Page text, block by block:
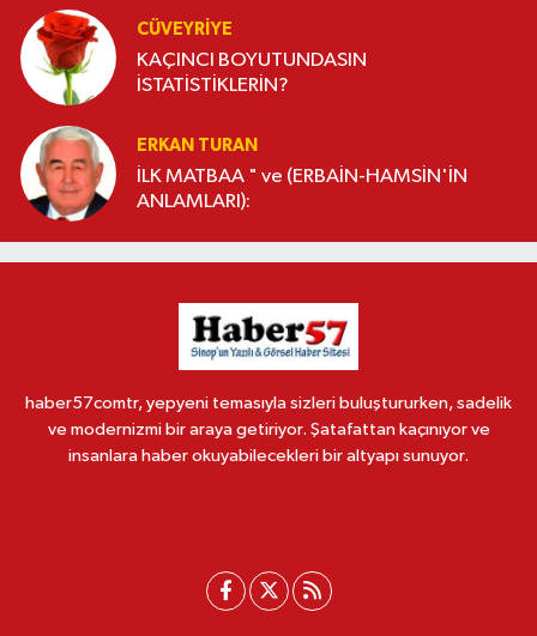
CÜVEYRIYE
KAÇINCI BOYUTUNDASIN
İSTATİSTİKLERİN?
ERKAN TURAN
İLK MATBAA " ve (ERBAİN-HAMSİN'İN
ANLAMLARI):
haber57comtr, yepyeni temasıyla sizleri buluştururken, sadelik
ve modernizmi bir araya getiriyor. Şatafattan kaçınıyor ve
insanlara haber okuyabilecekleri bir altyapı sunuyor.